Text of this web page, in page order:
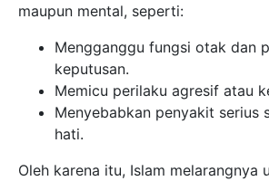
maupun mental, seperti:
Mengganggu fungsi otak dan
keputusan.
Memicu perilaku agresif atau
Menyebabkan penyakit serius
hati.
Oleh karena itu, Islam melarangnya